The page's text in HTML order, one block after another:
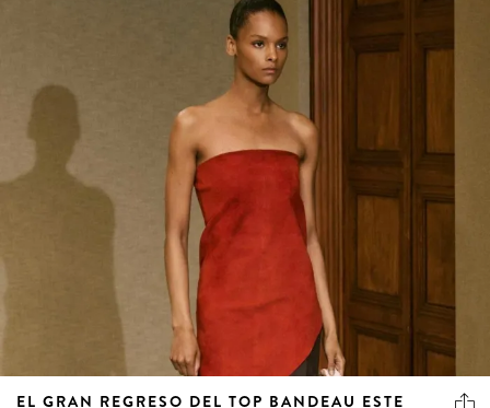
EL GRAN REGRESO DEL TOP BANDEAU ESTE